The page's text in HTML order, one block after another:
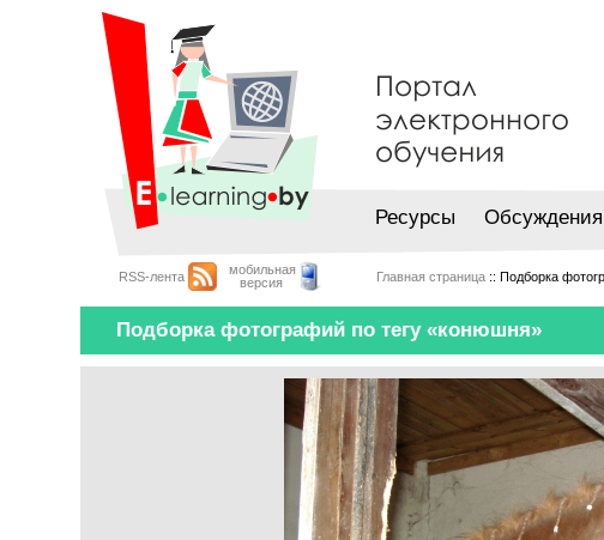
Ресурсы Обсуждения
RSS-лента
мобильная
версия
Главная страница :: Подборка
Подборка фотографий по тегу «конюшня»